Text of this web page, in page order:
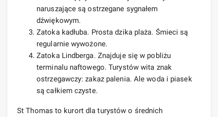
naruszające są ostrzegane sygnałem
dźwiękowym.
Zatoka kadłuba. Prosta dzika plaża. Śmieci są
regularnie wywożone.
Zatoka Lindberga. Znajduje się w pobliżu
terminalu naftowego. Turystów wita znak
ostrzegawczy: zakaz palenia. Ale woda i piasek
są całkiem czyste.
St Thomas to kurort dla turystów o średnich